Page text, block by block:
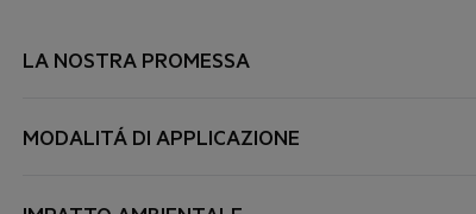
LA NOSTRA PROMESSA
Labbra secche, danneggiate e screpolate.
Adatto alle donne in gravidanza e in allattamento.
MODALITÁ DI APPLICAZIONE
Sulle labbra ogni volta che serve.